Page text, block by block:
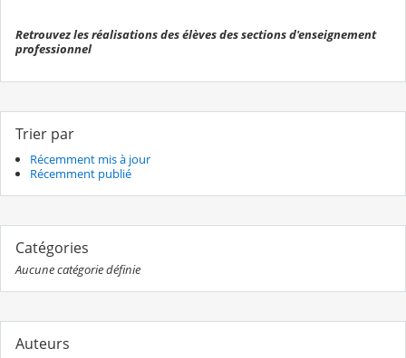
Retrouvez les réalisations des élèves des sections d'enseignement
professionnel
Trier par
Récemment mis à jour
Récemment publié
Catégories
Aucune catégorie définie
Auteurs